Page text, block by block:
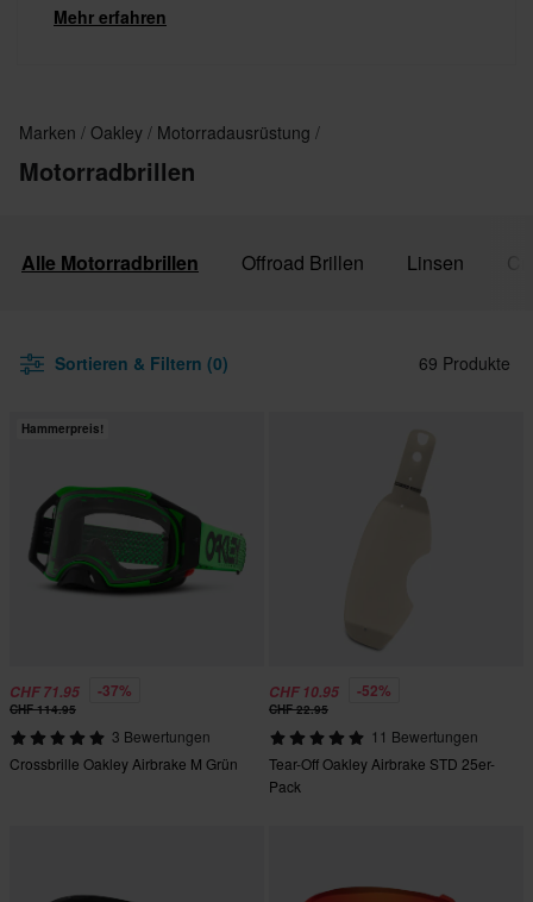
Schuhe, optische Rahmen und anderes Zubehör her.
Mehr erfahren
Marken Oakley Motorradausrüstung
Motorradbrillen
Alle Motorradbrillen Offroad Brillen Linsen
Sortieren & Filtern (0) 69 Produkte
Hammerpreis!
CHF 71.95 -37%
CHF 114.95
3 Bewertungen
Crossbrille Oakley Airbrake M Grün
CHF 10.95 -52%
CHF 22.95
11 Bewertungen
Tear-Off Oakley Airbrake STD 25er-
Pack